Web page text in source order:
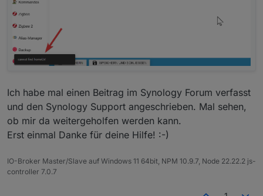
Ich habe mal einen Beitrag im Synology Forum verfasst
und den Synology Support angeschrieben. Mal sehen,
ob mir da weitergeholfen werden kann.
Erst einmal Danke für deine Hilfe! :-)
IO-Broker Master/Slave auf Windows 11 64bit, NPM 10.9.7, Node 22.22.2 js-
controller 7.0.7